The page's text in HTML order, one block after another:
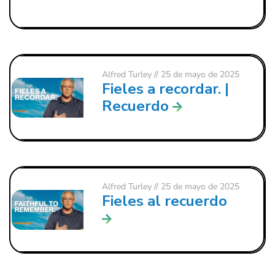
Alfred Turley// 25 de mayo de 2025
Fieles a recordar. |
Recuerdo
Alfred Turley// 25 de mayo de 2025
Fieles al recuerdo